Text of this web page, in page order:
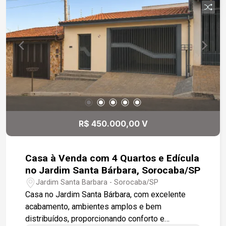
R$ 450.000,00 V
Casa à Venda com 4 Quartos e Edícula
no Jardim Santa Bárbara, Sorocaba/SP
Jardim Santa Barbara - Sorocaba/SP
Casa no Jardim Santa Bárbara, com excelente
acabamento, ambientes amplos e bem
distribuídos, proporcionando conforto e